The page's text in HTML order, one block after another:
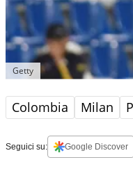
Getty
Colombia Milan
Seguici su: Google Discover